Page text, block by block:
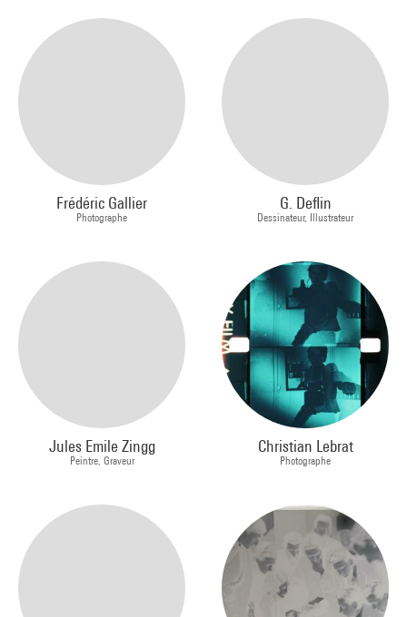
Frédéric Gallier
Photographe
G. Deflin
Dessinateur, Illustrateur
Jules Emile Zingg
Peintre, Graveur
Christian Lebrat
Photographe